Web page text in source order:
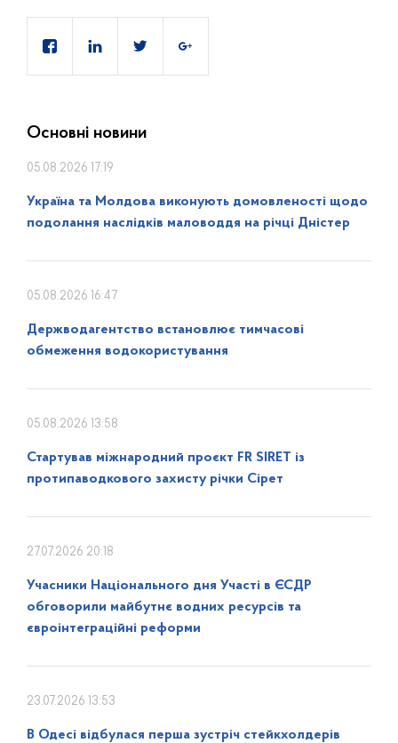
Основні новини
05.08.2026 17:19
Україна та Молдова виконують домовленості щодо
подолання наслідків маловоддя на річці Дністер
05.08.2026 16:47
Держводагентство встановлює тимчасові
обмеження водокористування
05.08.2026 13:58
Стартував міжнародний проєкт FR SIRET із
протипаводкового захисту річки Сірет
27.07.2026 20:18
Учасники Національного дня Участі в ЄСДР
обговорили майбутнє водних ресурсів та
євроінтеграційні реформи
23.07.2026 13:53
В Одесі відбулася перша зустріч стейкхолдерів